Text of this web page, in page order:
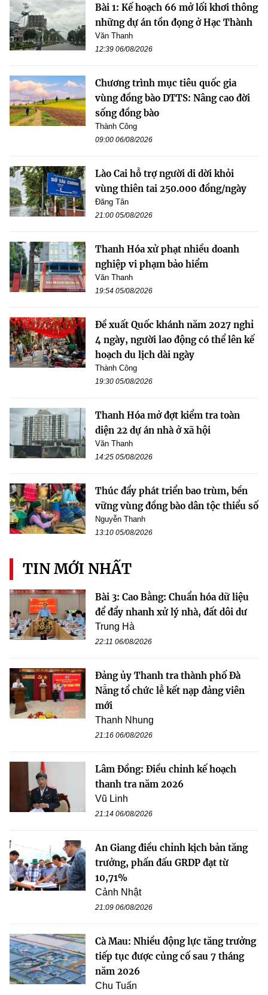
Bài 1: Kế hoạch 66 mở lối khơi thông
những dự án tồn đọng ở Hạc Thành
Văn Thanh
12:39 06/08/2026
Chương trình mục tiêu quốc gia
vùng đồng bào DTTS: Nâng cao đời
sống đồng bào
Thành Công
09:00 06/08/2026
Lào Cai hỗ trợ người di dời khỏi
vùng thiên tai 250.000 đồng/ngày
Đăng Tân
21:00 05/08/2026
Thanh Hóa xử phạt nhiều doanh
nghiệp vi phạm bảo hiểm
Văn Thanh
19:54 05/08/2026
Đề xuất Quốc khánh năm 2027 nghỉ
4 ngày, người lao động có thể lên kế
hoạch du lịch dài ngày
Thành Công
19:30 05/08/2026
Thanh Hóa mở đợt kiểm tra toàn
diện 22 dự án nhà ở xã hội
Văn Thanh
14:25 05/08/2026
Thúc đẩy phát triển bao trùm, bền
vững vùng đồng bào dân tộc thiểu số
Nguyễn Thanh
13:10 05/08/2026
TIN MỚI NHẤT
Bài 3: Cao Bằng: Chuẩn hóa dữ liệu
để đẩy nhanh xử lý nhà, đất dôi dư
Trung Hà
22:11 06/08/2026
Đảng ủy Thanh tra thành phố Đà
Nẵng tổ chức lễ kết nạp đảng viên
mới
Thanh Nhung
21:16 06/08/2026
Lâm Đồng: Điều chỉnh kế hoạch
thanh tra năm 2026
Vũ Linh
21:14 06/08/2026
An Giang điều chỉnh kịch bản tăng
trưởng, phấn đấu GRDP đạt từ
10,71%
Cảnh Nhật
21:09 06/08/2026
Cà Mau: Nhiều động lực tăng trưởng
tiếp tục được củng cố sau 7 tháng
năm 2026
Chu Tuấn